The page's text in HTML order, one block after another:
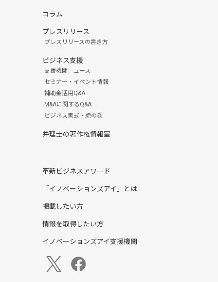
コラム
プレスリリース
プレスリリースの書き方
ビジネス支援
支援機関ニュース
セミナー・イベント情報
補助金活用Q&A
M&Aに関するQ&A
ビジネス書式・虎の巻
弁理士の著作権情報室
革新ビジネスアワード
「イノベーションズアイ」とは
掲載したい方
情報を取得したい方
イノベーションズアイ支援機関